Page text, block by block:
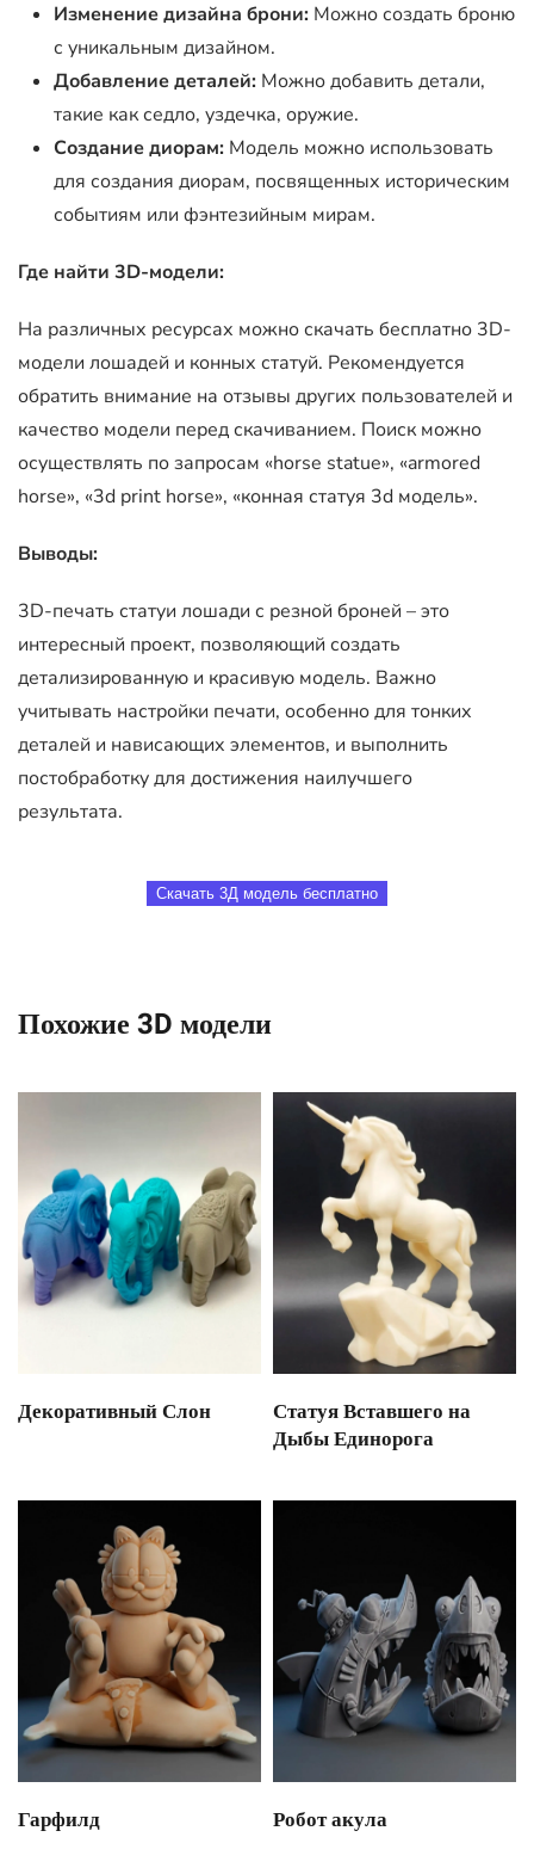
Изменение дизайна брони: Можно создать броню
с уникальным дизайном.
Добавление деталей: Можно добавить детали,
такие как седло, уздечка, оружие.
Создание диорам: Модель можно использовать
для создания диорам, посвященных историческим
событиям или фэнтезийным мирам.
Где найти 3D-модели:
На различных ресурсах можно скачать бесплатно 3D-
модели лошадей и конных статуй. Рекомендуется
обратить внимание на отзывы других пользователей и
качество модели перед скачиванием. Поиск можно
осуществлять по запросам «horse statue», «armored
horse», «3d print horse», «конная статуя 3d модель».
Выводы:
3D-печать статуи лошади с резной броней – это
интересный проект, позволяющий создать
детализированную и красивую модель. Важно
учитывать настройки печати, особенно для тонких
деталей и нависающих элементов, и выполнить
постобработку для достижения наилучшего
результата.
Скачать 3Д модель бесплатно
Похожие 3D модели
Декоративный Слон
Статуя Вставшего на
Дыбы Единорога
Гарфилд Робот акула